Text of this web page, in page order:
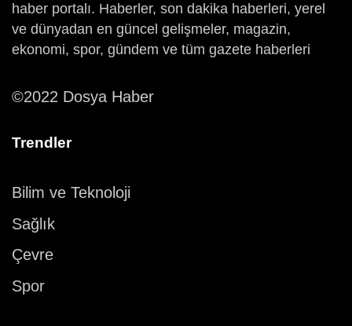
haber portalı. Haberler, son dakika haberleri, yerel
ve dünyadan en güncel gelişmeler, magazin,
ekonomi, spor, gündem ve tüm gazete haberleri
©2022 Dosya Haber
Trendler
Bilim ve Teknoloji
Sağlık
Çevre
Spor